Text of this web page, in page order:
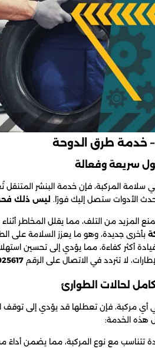
خدمة طرق الدوحة
سلامة المركبة، فإن خدمة البنشر المتنقل
الأدوات ستصل إليك فورًا. ليس ذلك
المزيد من التلف، مما يقلل المخاطر أثناء
بأخرى جديدة، وهو ما يعزز السلامة على
أكثر كفاءة، مما يؤدي إلى تحسين
لا تتردد في الاتصال على الرقم
أي مركبة، فإن تعطلها قد يؤدي إلى توقف
هذه الخدمة:
تتناسب مع نوع المركبة، مما يضمن أداءً